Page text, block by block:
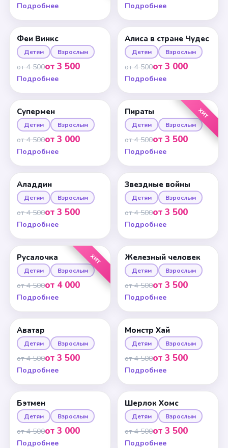
Подробнее Подробнее
Феи Винкс
Детям Взрослым
от 4 500от 3 500
Подробнее
Алиса в стране Чудес
Детям Взрослым
от 4 500от 3 000
Подробнее
Супермен
Детям Взрослым
от 4 500от 3 000
Подробнее
ХИТ
Пираты
Детям Взрослым
от 4 500от 3 500
Подробнее
Аладдин
Детям Взрослым
от 4 500от 3 500
Подробнее
Звездные войны
Детям Взрослым
от 4 500от 3 500
Подробнее
ХИТ
Русалочка
Детям Взрослым
от 4 500от 4 000
Подробнее
Железный человек
Детям Взрослым
от 4 500от 3 500
Подробнее
Аватар
Детям Взрослым
от 4 500от 3 500
Подробнее
Монстр Хай
Детям Взрослым
от 4 500от 3 500
Подробнее
Бэтмен
Детям Взрослым
от 4 500от 3 000
Подробнее
Шерлок Хомс
Детям Взрослым
от 4 500от 3 500
Подробнее